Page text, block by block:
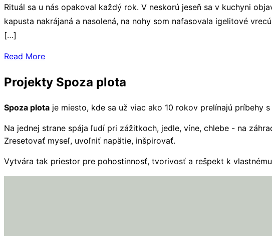
Rituál sa u nás opakoval každý rok. V neskorú jeseň sa v kuchyni
kapusta nakrájaná a nasolená, na nohy som nafasovala igelitové
[…]
Read More
Projekty Spoza plota
Spoza plota je miesto, kde sa už viac ako 10 rokov prelínajú príbehy
Na jednej strane spája ľudí pri zážitkoch, jedle, víne, chlebe - na
Zresetovať myseľ, uvoľniť napätie, inšpirovať.
Vytvára tak priestor pre pohostinnosť, tvorivosť a rešpekt k